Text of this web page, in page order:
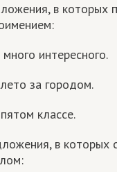
в
интересного.
за городом.
классе.
в которых